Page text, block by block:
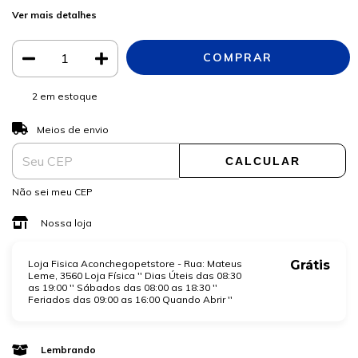
Ver mais detalhes
2 em estoque
Entregas para o CEP:
Meios de envio
CALCULAR
Não sei meu CEP
Nossa loja
Loja Fisica Aconchegopetstore - Rua: Mateus
Leme, 3560 Loja Física '' Dias Úteis das 08:30
as 19:00 '' Sábados das 08:00 as 18:30 ''
Feriados das 09:00 as 16:00 Quando Abrir ''
Grátis
Lembrando